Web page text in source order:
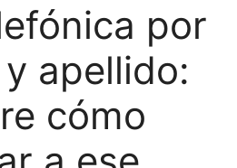
por
apellido:
cómo